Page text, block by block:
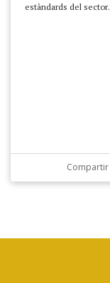
estàndards del sector.
Compartir